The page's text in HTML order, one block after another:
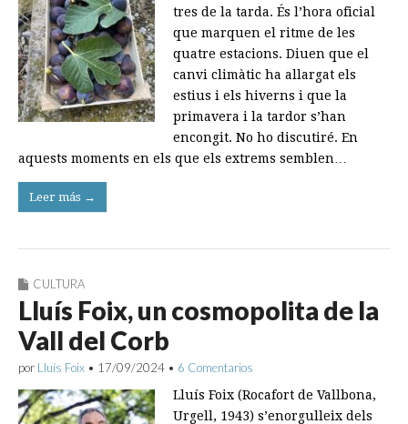
tres de la tarda. És l’hora oficial
que marquen el ritme de les
quatre estacions. Diuen que el
canvi climàtic ha allargat els
estius i els hiverns i que la
primavera i la tardor s’han
encongit. No ho discutiré. En
aquests moments en els que els extrems semblen…
Leer más →
CULTURA
Lluís Foix, un cosmopolita de la
Vall del Corb
por Lluís Foix • 17/09/2024 • 6 Comentarios
Lluís Foix (Rocafort de Vallbona,
Urgell, 1943) s’enorgulleix dels